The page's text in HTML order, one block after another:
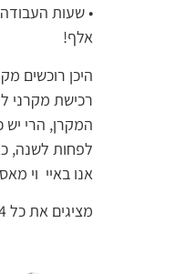
אלף!
היכן רוכשים
רכישת מקרני
המקרן, הרי יש
לפחות לשנה,
אנו באיי וי
מציגים את כל ⁦4⁩ התוצאות